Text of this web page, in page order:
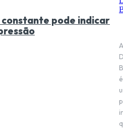
pode indicar
A
é